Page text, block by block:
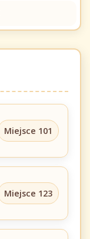
Miejsce 101
Miejsce 123